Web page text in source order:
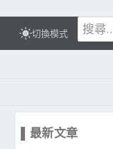
切換模式
▌最新文章